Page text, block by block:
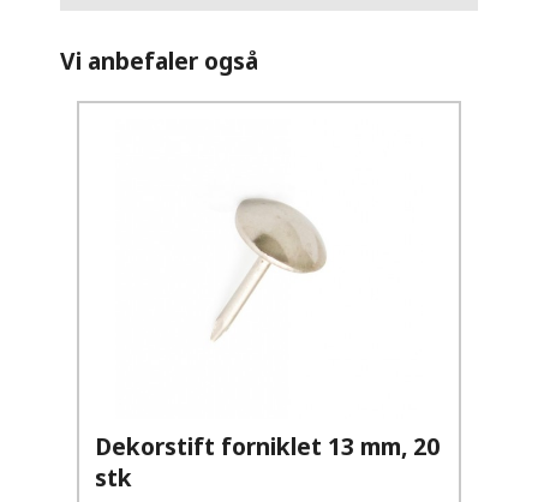
Vi anbefaler også
Dekorstift forniklet 13 mm, 20
stk